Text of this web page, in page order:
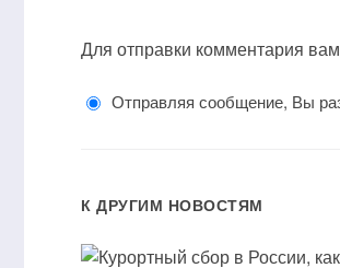
Для отправки комментария
Отправляя сообщение, Вы
К ДРУГИМ НОВОСТЯМ